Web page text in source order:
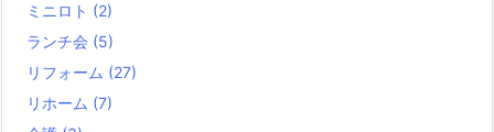
ミニロト (2)
ランチ会 (5)
リフォーム (27)
リホーム (7)